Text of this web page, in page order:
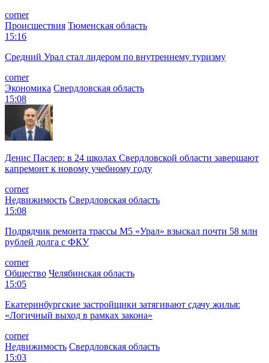
corner
Происшествия Тюменская область
15:16
Средний Урал стал лидером по внутреннему туризму
corner
Экономика Свердловская область
15:08
Денис Паслер: в 24 школах Свердловской области завершают
капремонт к новому учебному году
corner
Недвижимость Свердловская область
15:08
Подрядчик ремонта трассы М5 «Урал» взыскал почти 58 млн
рублей долга с ФКУ
corner
Общество Челябинская область
15:05
Екатеринбургские застройщики затягивают сдачу жилья:
«Логичный выход в рамках закона»
corner
Недвижимость Свердловская область
15:03